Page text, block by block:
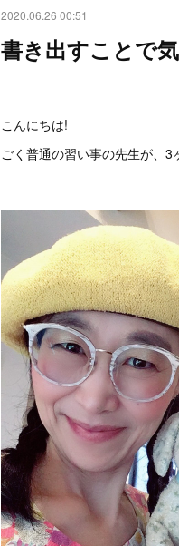
2020.06.26 00:51
書き出すことで
こんにちは!
ごく普通の習い事の先生が、3